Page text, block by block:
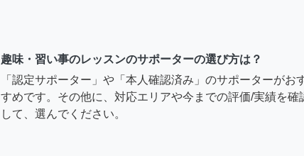
趣味・習い事のレッスンのサポーターの選び方は？
「認定サポーター」や「本人確認済み」のサポーターがお
すめです。その他に、対応エリアや今までの評価/実績を確
して、選んでください。